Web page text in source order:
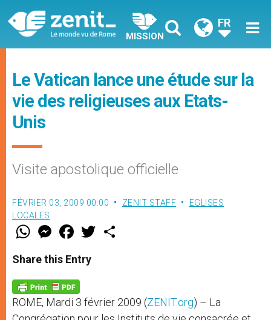
MISSION
FR
Le Vatican lance une étude sur la
vie des religieuses aux Etats-
Unis
Visite apostolique officielle
FÉVRIER 03, 2009 00:00 ZENIT STAFF
EGLISES
LOCALES
W
t
s
p
p
M
e
s
e
g
e
r
F
a
e
b
o
k
w
Share this Entry
ROME, Mardi 3 février 2009 (ZENIT.org) – La